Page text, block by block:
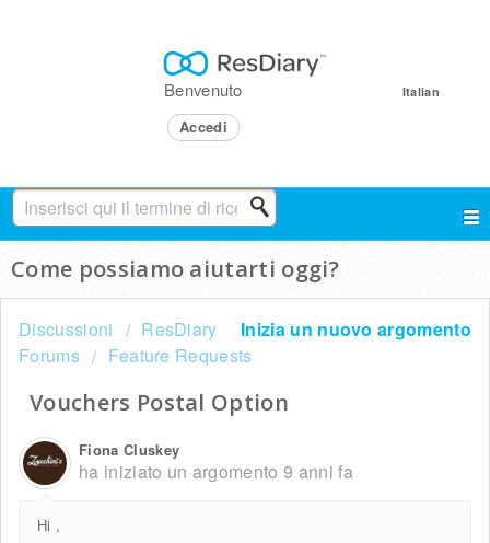
Italian
Benvenuto
Accedi
Come possiamo aiutarti oggi?
Inizia un nuovo argomento
Discussioni
ResDiary
Forums
Feature Requests
Vouchers Postal Option
Fiona Cluskey
ha iniziato un argomento9 anni fa
Hi ,